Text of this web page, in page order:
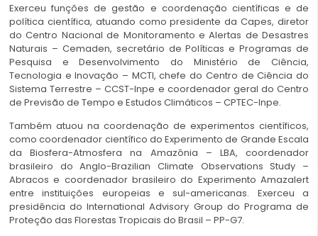
Exerceu funções de gestão e coordenação científicas e de
política científica, atuando como presidente da Capes, diretor
do Centro Nacional de Monitoramento e Alertas de Desastres
Naturais – Cemaden, secretário de Políticas e Programas de
Pesquisa e Desenvolvimento do Ministério de Ciência,
Tecnologia e Inovação – MCTI, chefe do Centro de Ciência do
Sistema Terrestre – CCST-Inpe e coordenador geral do Centro
de Previsão de Tempo e Estudos Climáticos – CPTEC-Inpe.
Também atuou na coordenação de experimentos científicos,
como coordenador científico do Experimento de Grande Escala
da Biosfera-Atmosfera na Amazônia – LBA, coordenador
brasileiro do Anglo-Brazilian Climate Observations Study –
Abracos e coordenador brasileiro do Experimento Amazalert
entre instituições europeias e sul-americanas. Exerceu a
presidência do International Advisory Group do Programa de
Proteção das Florestas Tropicais do Brasil – PP-G7.